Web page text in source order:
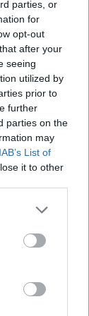
parties, or
for
opt-out
after your
seeing
utilized by
prior to
further
parties on the
may
IAB’s List of
it to other
Google
may click to
tags to
Google
άλλη όψη
για
μέτρα
με
Καταρχάς,
την
σε
ο
σε